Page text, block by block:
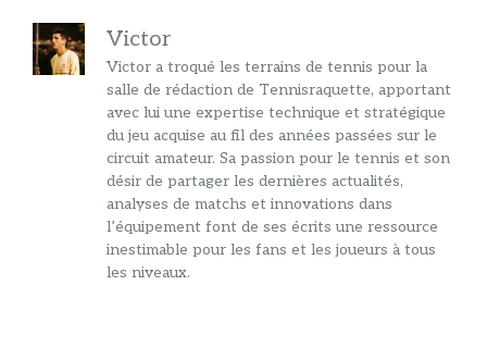
Victor
Victor a troqué les terrains de tennis pour la
salle de rédaction de Tennisraquette, apportant
avec lui une expertise technique et stratégique
du jeu acquise au fil des années passées sur le
circuit amateur. Sa passion pour le tennis et son
désir de partager les dernières actualités,
analyses de matchs et innovations dans
l’équipement font de ses écrits une ressource
inestimable pour les fans et les joueurs à tous
les niveaux.